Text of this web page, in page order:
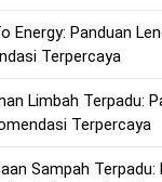
Energy: Panduan
Terpercaya
Limbah Terpadu:
Terpercaya
Sampah Terpadu: